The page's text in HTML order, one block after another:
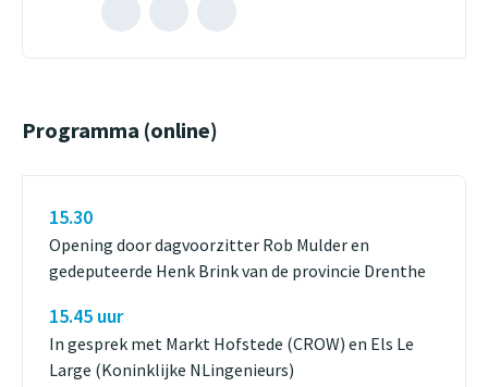
Mailen
naar
(opent
externe
Bel
met
(opent
externe
Programma (online)
15.30
Opening door dagvoorzitter Rob Mulder en
gedeputeerde Henk Brink van de provincie Drenthe
15.45 uur
In gesprek met Markt Hofstede (CROW) en Els Le
Large (Koninklijke NLingenieurs)